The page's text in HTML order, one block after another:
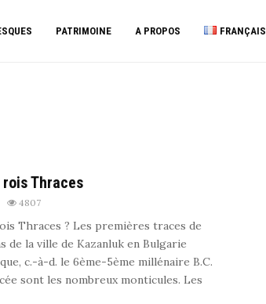
PATRIMOINE A PROPOS FRANÇAIS
Thraces
4807
Thraces ? Les premières traces de
de la ville de Kazanluk en Bulgarie
c.-à-d. le 6ème-5ème millénaire B.C.
sont les nombreux monticules. Les